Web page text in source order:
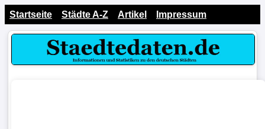
Startseite Städte A-Z Artikel Impressum